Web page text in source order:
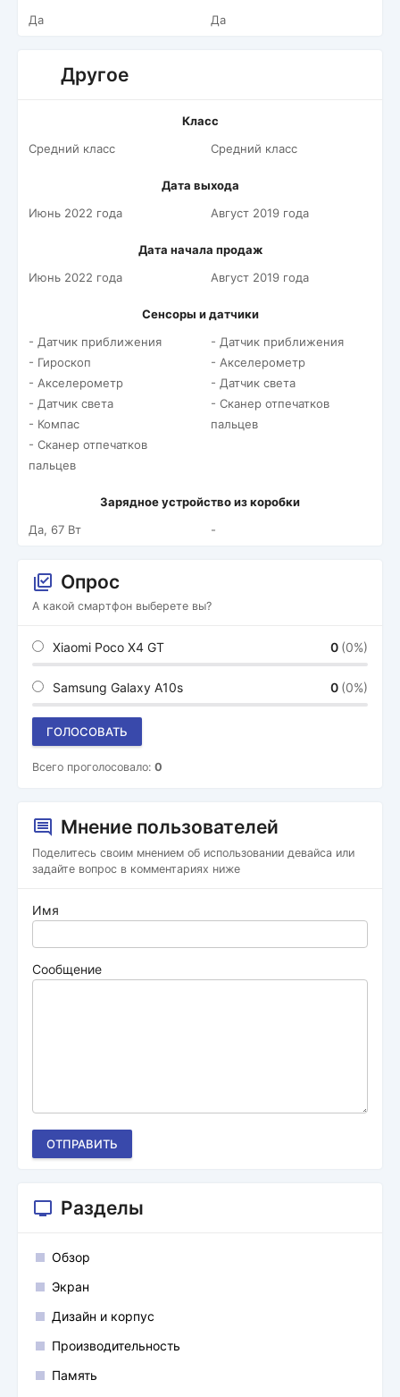
Да
Да
Другое
Класс
Средний класс
Средний класс
Дата выхода
Июнь 2022 года
Август 2019 года
Дата начала продаж
Июнь 2022 года
Август 2019 года
Сенсоры и датчики
- Датчик приближения
- Гироскоп
- Акселерометр
- Датчик света
- Компас
- Сканер отпечатков
пальцев
- Датчик приближения
- Акселерометр
- Датчик света
- Сканер отпечатков
пальцев
Зарядное устройство из коробки
Да, 67 Вт
-
Опрос
А какой смартфон выберете вы?
Xiaomi Poco X4 GT 0 (0%)
Samsung Galaxy A10s 0 (0%)
ГОЛОСОВАТЬ
Всего проголосовало: 0
Мнение пользователей
Поделитесь своим мнением об использовании девайса или
задайте вопрос в комментариях ниже
Имя
Сообщение
ОТПРАВИТЬ
Разделы
Обзор
Экран
Дизайн и корпус
Производительность
Память